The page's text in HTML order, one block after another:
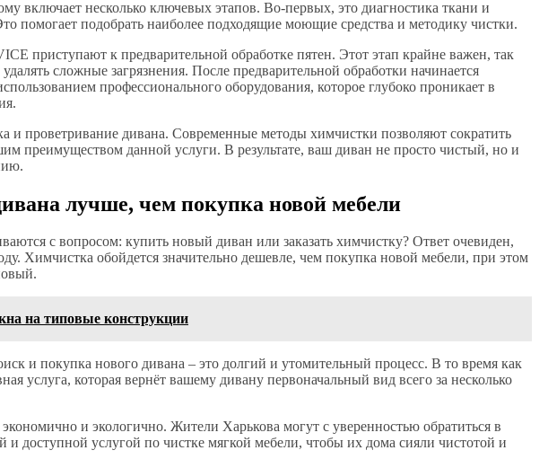
включает несколько ключевых этапов. Во-первых, это диагностика ткани и
помогает подобрать наиболее подходящие моющие средства и методику чистки.
приступают к предварительной обработке пятен. Этот этап крайне важен, так
сложные загрязнения. После предварительной обработки начинается
профессионального оборудования, которое глубоко проникает в
и проветривание дивана. Современные методы химчистки позволяют сократить
преимуществом данной услуги. В результате, ваш диван не просто чистый, но и
лучше, чем покупка новой мебели
с вопросом: купить новый диван или заказать химчистку? Ответ очевиден,
Химчистка обойдется значительно дешевле, чем покупка новой мебели, при этом
на типовые конструкции
и покупка нового дивана – это долгий и утомительный процесс. В то время как
услуга, которая вернёт вашему дивану первоначальный вид всего за несколько
и экологично. Жители Харькова могут с уверенностью обратиться в
и доступной услугой по чистке мягкой мебели, чтобы их дома сияли чистотой и